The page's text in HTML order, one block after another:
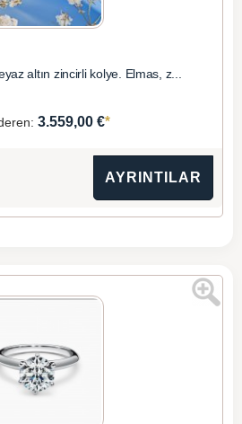
altın zincirli kolye. Elmas, z...
3.559,00 €*
AYRINTILAR